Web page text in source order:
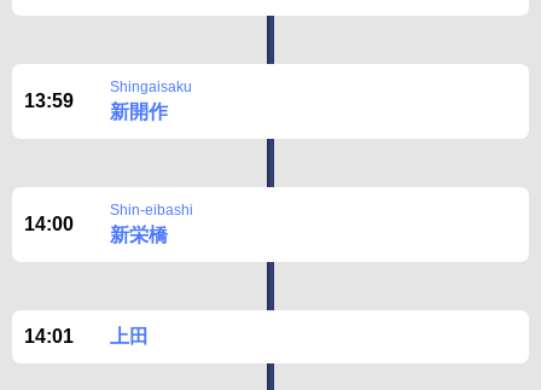
13:59
Shingaisaku
新開作
14:00
Shin-eibashi
新栄橋
14:01 上田